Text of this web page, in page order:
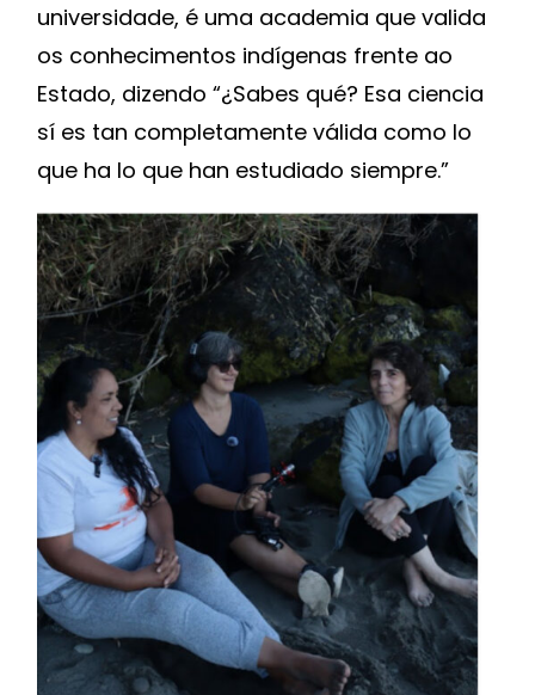
universidade, é uma academia que valida
os conhecimentos indígenas frente ao
Estado, dizendo “¿Sabes qué? Esa ciencia
sí es tan completamente válida como lo
que ha lo que han estudiado siempre.”